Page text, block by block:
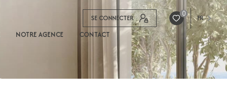
SE CONNECTER 0 FR
NOTRE AGENCE CONTACT